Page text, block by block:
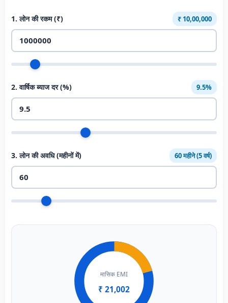
(लोन
ईएमआई
कैल्कुलेटर)
1. लोन की रकम (₹) ₹ 10,00,000
2. वार्षिक ब्याज दर (%) 9.5%
3. लोन की अवधि (महीनों में) 60 महीने (5 वर्ष)
मासिक EMI
₹ 21,002